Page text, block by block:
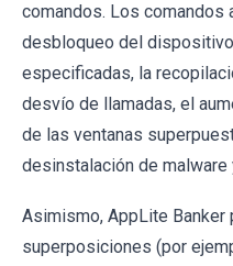
comandos. Los comandos
desbloqueo del
especificadas, la
desvío de llamadas, el
de las ventanas
desinstalación de malware
Asimismo, AppLite
superposiciones (por